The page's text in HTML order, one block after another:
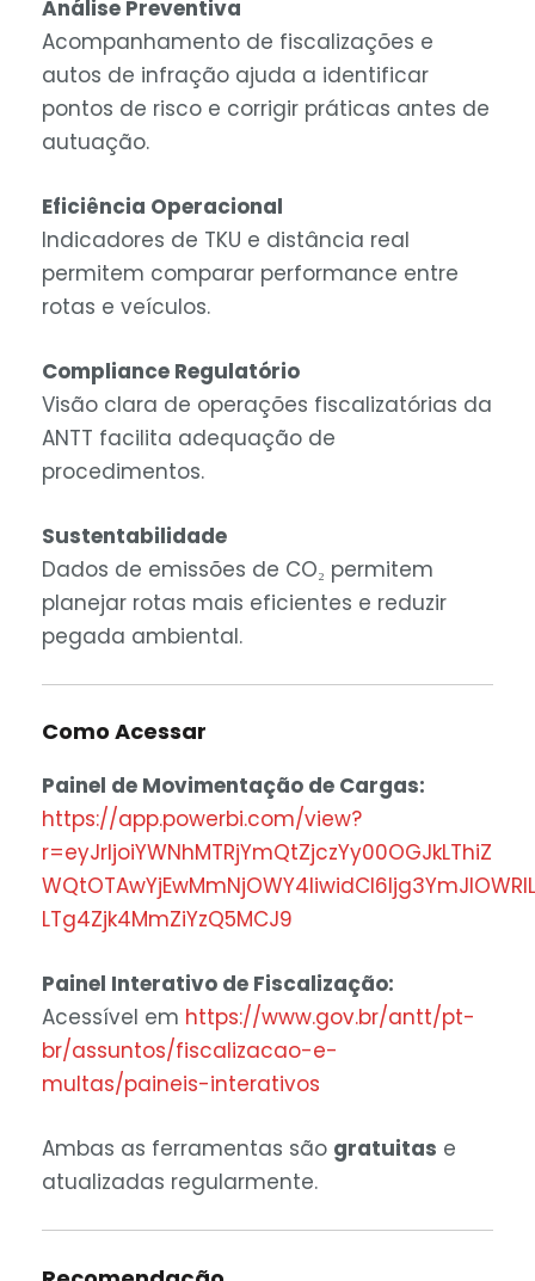
Análise Preventiva
Acompanhamento de fiscalizações e
autos de infração ajuda a identificar
pontos de risco e corrigir práticas antes de
autuação.
Eficiência Operacional
Indicadores de TKU e distância real
permitem comparar performance entre
rotas e veículos.
Compliance Regulatório
Visão clara de operações fiscalizatórias da
ANTT facilita adequação de
procedimentos.
Sustentabilidade
Dados de emissões de CO₂ permitem
planejar rotas mais eficientes e reduzir
pegada ambiental.
Como Acessar
Painel de Movimentação de Cargas:
https://app.powerbi.com/view?
r=eyJrIjoiYWNhMTRjYmQtZjczYy00OGJkLThiZ
LTg4Zjk4MmZiYzQ5MCJ9
Painel Interativo de Fiscalização:
Acessível em https://www.gov.br/antt/pt-
br/assuntos/fiscalizacao-e-
multas/paineis-interativos
Ambas as ferramentas são gratuitas e
atualizadas regularmente.